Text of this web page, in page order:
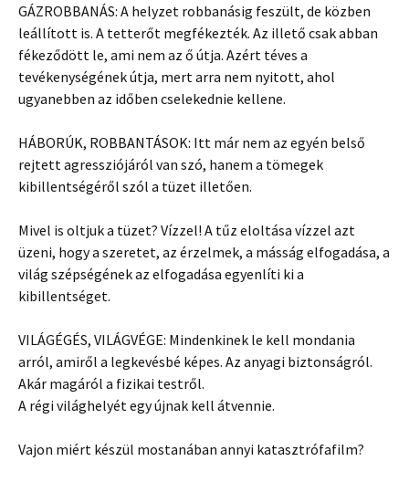
GÁZROBBANÁS: A helyzet robbanásig feszült, de közben
leállított is. A tetterőt megfékezték. Az illető csak abban
fékeződött le, ami nem az ő útja. Azért téves a
tevékenységének útja, mert arra nem nyitott, ahol
ugyanebben az időben cselekednie kellene.
HÁBORÚK, ROBBANTÁSOK: Itt már nem az egyén belső
rejtett agressziójáról van szó, hanem a tömegek
kibillentségéről szól a tüzet illetően.
Mivel is oltjuk a tüzet? Vízzel! A tűz eloltása vízzel azt
üzeni, hogy a szeretet, az érzelmek, a másság elfogadása, a
világ szépségének az elfogadása egyenlíti ki a
kibillentséget.
VILÁGÉGÉS, VILÁGVÉGE: Mindenkinek le kell mondania
arról, amiről a legkevésbé képes. Az anyagi biztonságról.
Akár magáról a fizikai testről.
A régi világhelyét egy újnak kell átvennie.
Vajon miért készül mostanában annyi katasztrófafilm?